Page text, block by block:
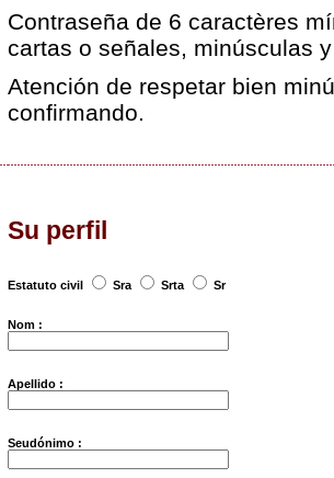
Contraseña de 6 caractères
cartas o señales, minúsculas
Atención de respetar bien
confirmando.
Su perfil
Estatuto civil Sra Srta Sr
Nom :
Apellido :
Seudónimo :